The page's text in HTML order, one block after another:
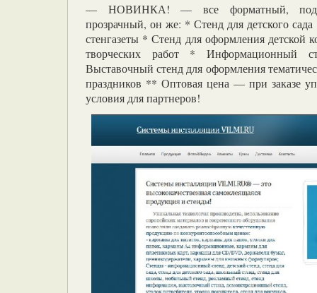
— НОВИНКА! — все форматный,
прозрачный, он же: * Стенд для детского
стенгазеты * Стенд для оформления детской
творческих работ * Информационный
Выставочный стенд для оформления
праздников ** Оптовая цена — при заказе
условия для партнеров!